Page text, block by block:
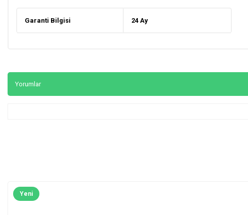
Garanti Bilgisi 24 Ay
Yorumlar
Yeni